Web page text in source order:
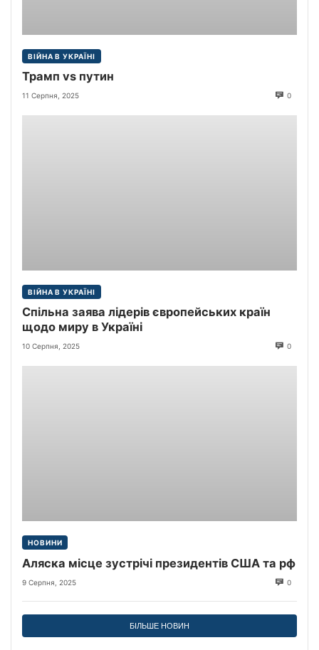
ВІЙНА В УКРАЇНІ
Трамп vs путин
11 Серпня, 2025 0
ВІЙНА В УКРАЇНІ
Спільна заява лідерів європейських країн
щодо миру в Україні
10 Серпня, 2025 0
НОВИНИ
Аляска місце зустрічі президентів США та рф
9 Серпня, 2025 0
БІЛЬШЕ НОВИН